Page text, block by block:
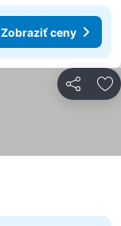
Zobraziť ceny
Zdieľať